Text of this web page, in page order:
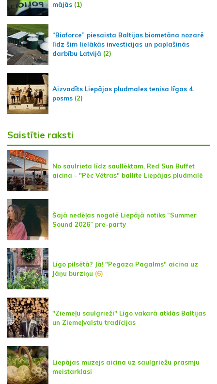
mājās (1)
“Bioforce” piesaista Baltijas biometāna nozarē
līdz šim lielākās investīcijas un paplašinās
darbību Latvijā (2)
Aizvadīts Liepājas pludmales tenisa līgas 4.
posms (2)
Saistītie raksti
No saulrieta līdz saullēktam. Red Sun Buffet
aicina - "Pēc Vētras" ballīte Liepājas pludmalē
Šajā nedēļas nogalē Liepājā notiks “Summer
Sound 2026” pre-party
Līgo pilsētā? Jā! "Pegaza Pagalms" aicina uz
Jāņu burziņu (6)
"Ziemeļu saulgrieži" Līgo vakarā atklās Baltijas
un Ziemeļvalstu tradīcijas
Liepājas muzejs aicina uz saulgriežu prasmju
meistarklasi